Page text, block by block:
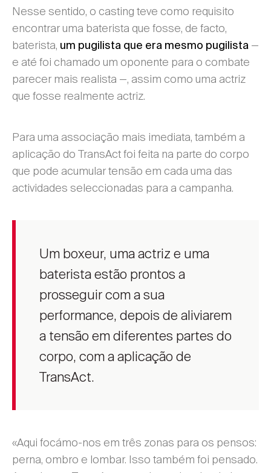
Nesse sentido, o casting teve como requisito
encontrar uma baterista que fosse, de facto,
baterista, um pugilista que era mesmo pugilista —
e até foi chamado um oponente para o combate
parecer mais realista —, assim como uma actriz
que fosse realmente actriz.
Para uma associação mais imediata, também a
aplicação do TransAct foi feita na parte do corpo
que pode acumular tensão em cada uma das
actividades seleccionadas para a campanha.
Um boxeur, uma actriz e uma
baterista estão prontos a
prosseguir com a sua
performance, depois de aliviarem
a tensão em diferentes partes do
corpo, com a aplicação de
TransAct.
«Aqui focámo-nos em três zonas para os pensos:
perna, ombro e lombar. Isso também foi pensado.